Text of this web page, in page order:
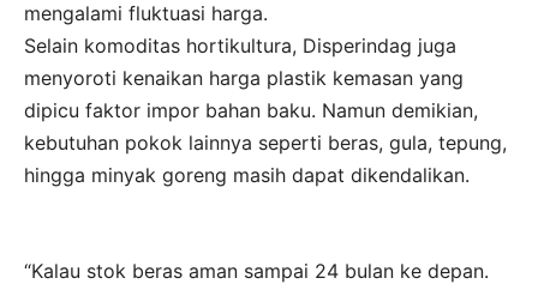
mengalami fluktuasi harga.
Selain komoditas hortikultura, Disperindag juga
menyoroti kenaikan harga plastik kemasan yang
dipicu faktor impor bahan baku. Namun demikian,
kebutuhan pokok lainnya seperti beras, gula, tepung,
hingga minyak goreng masih dapat dikendalikan.
“Kalau stok beras aman sampai 24 bulan ke depan.